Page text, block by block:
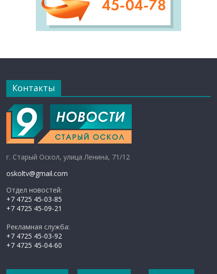
Контакты
г. Старый Оскол, улица Ленина, 71/12
oskoltv@gmail.com
Отдел новостей:
+7 4725 45-03-85
+7 4725 45-09-21
Рекламная служба:
+7 4725 45-03-92
+7 4725 45-04-60